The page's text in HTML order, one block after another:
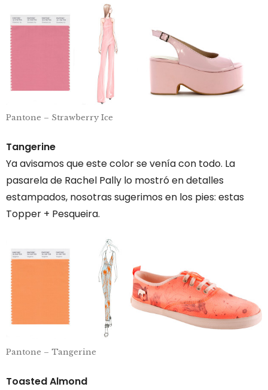
Pantone – Strawberry Ice
Tangerine
Ya avisamos que este color se venía con todo. La
pasarela de Rachel Pally lo mostró en detalles
estampados, nosotras sugerimos en los pies: estas
Topper + Pesqueira.
Pantone – Tangerine
Toasted Almond